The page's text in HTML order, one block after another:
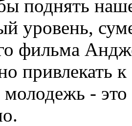
поднять
уровень,
фильма
привлекать
-